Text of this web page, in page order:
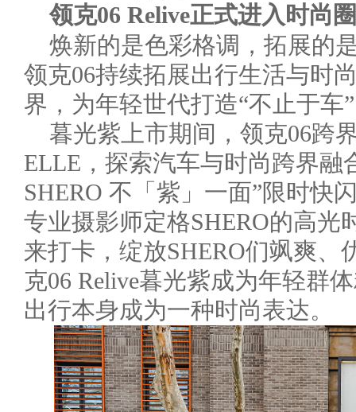
领克06 Relive正式进入时尚
焕新的是色彩格调，拓展的
领克06持续拓展出行生活与时
界，为年轻世代打造“不止于车
暮光紫上市期间，领克06跨
ELLE，探索汽车与时尚跨界融
SHERO 不「紫」一面”限时快
专业摄影师定格SHERO的高光
来打卡，绽放SHERO们飒爽、
克06 Relive暮光紫成为年轻群
出行本身成为一种时尚表达。